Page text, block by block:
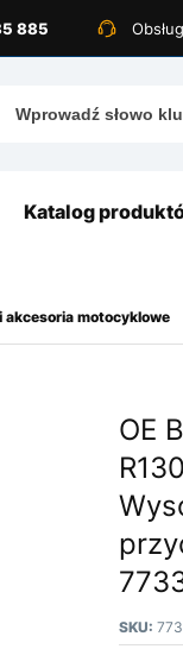
885
Katalog
akcesoria motocyklowe
OE
SKU: